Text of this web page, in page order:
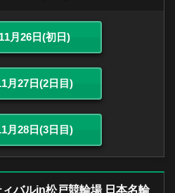
月26日(初日)
月27日(2日目)
月28日(3日目)
バルin松戸競輪場 日本名輪